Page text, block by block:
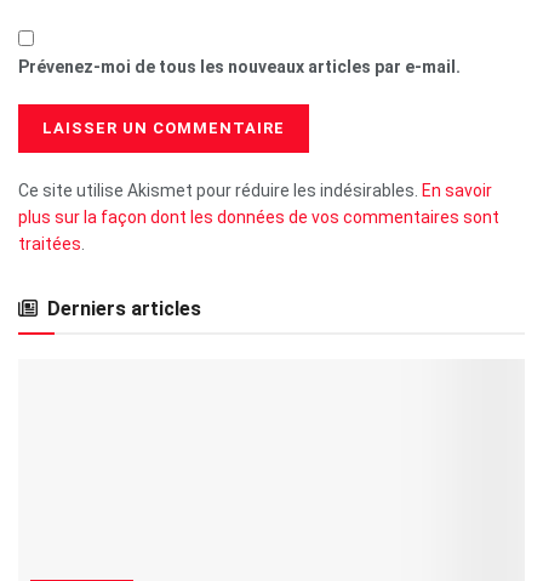
Prévenez-moi de tous les nouveaux articles par e-mail.
Ce site utilise Akismet pour réduire les indésirables. En savoir
plus sur la façon dont les données de vos commentaires sont
traitées
Derniers articles